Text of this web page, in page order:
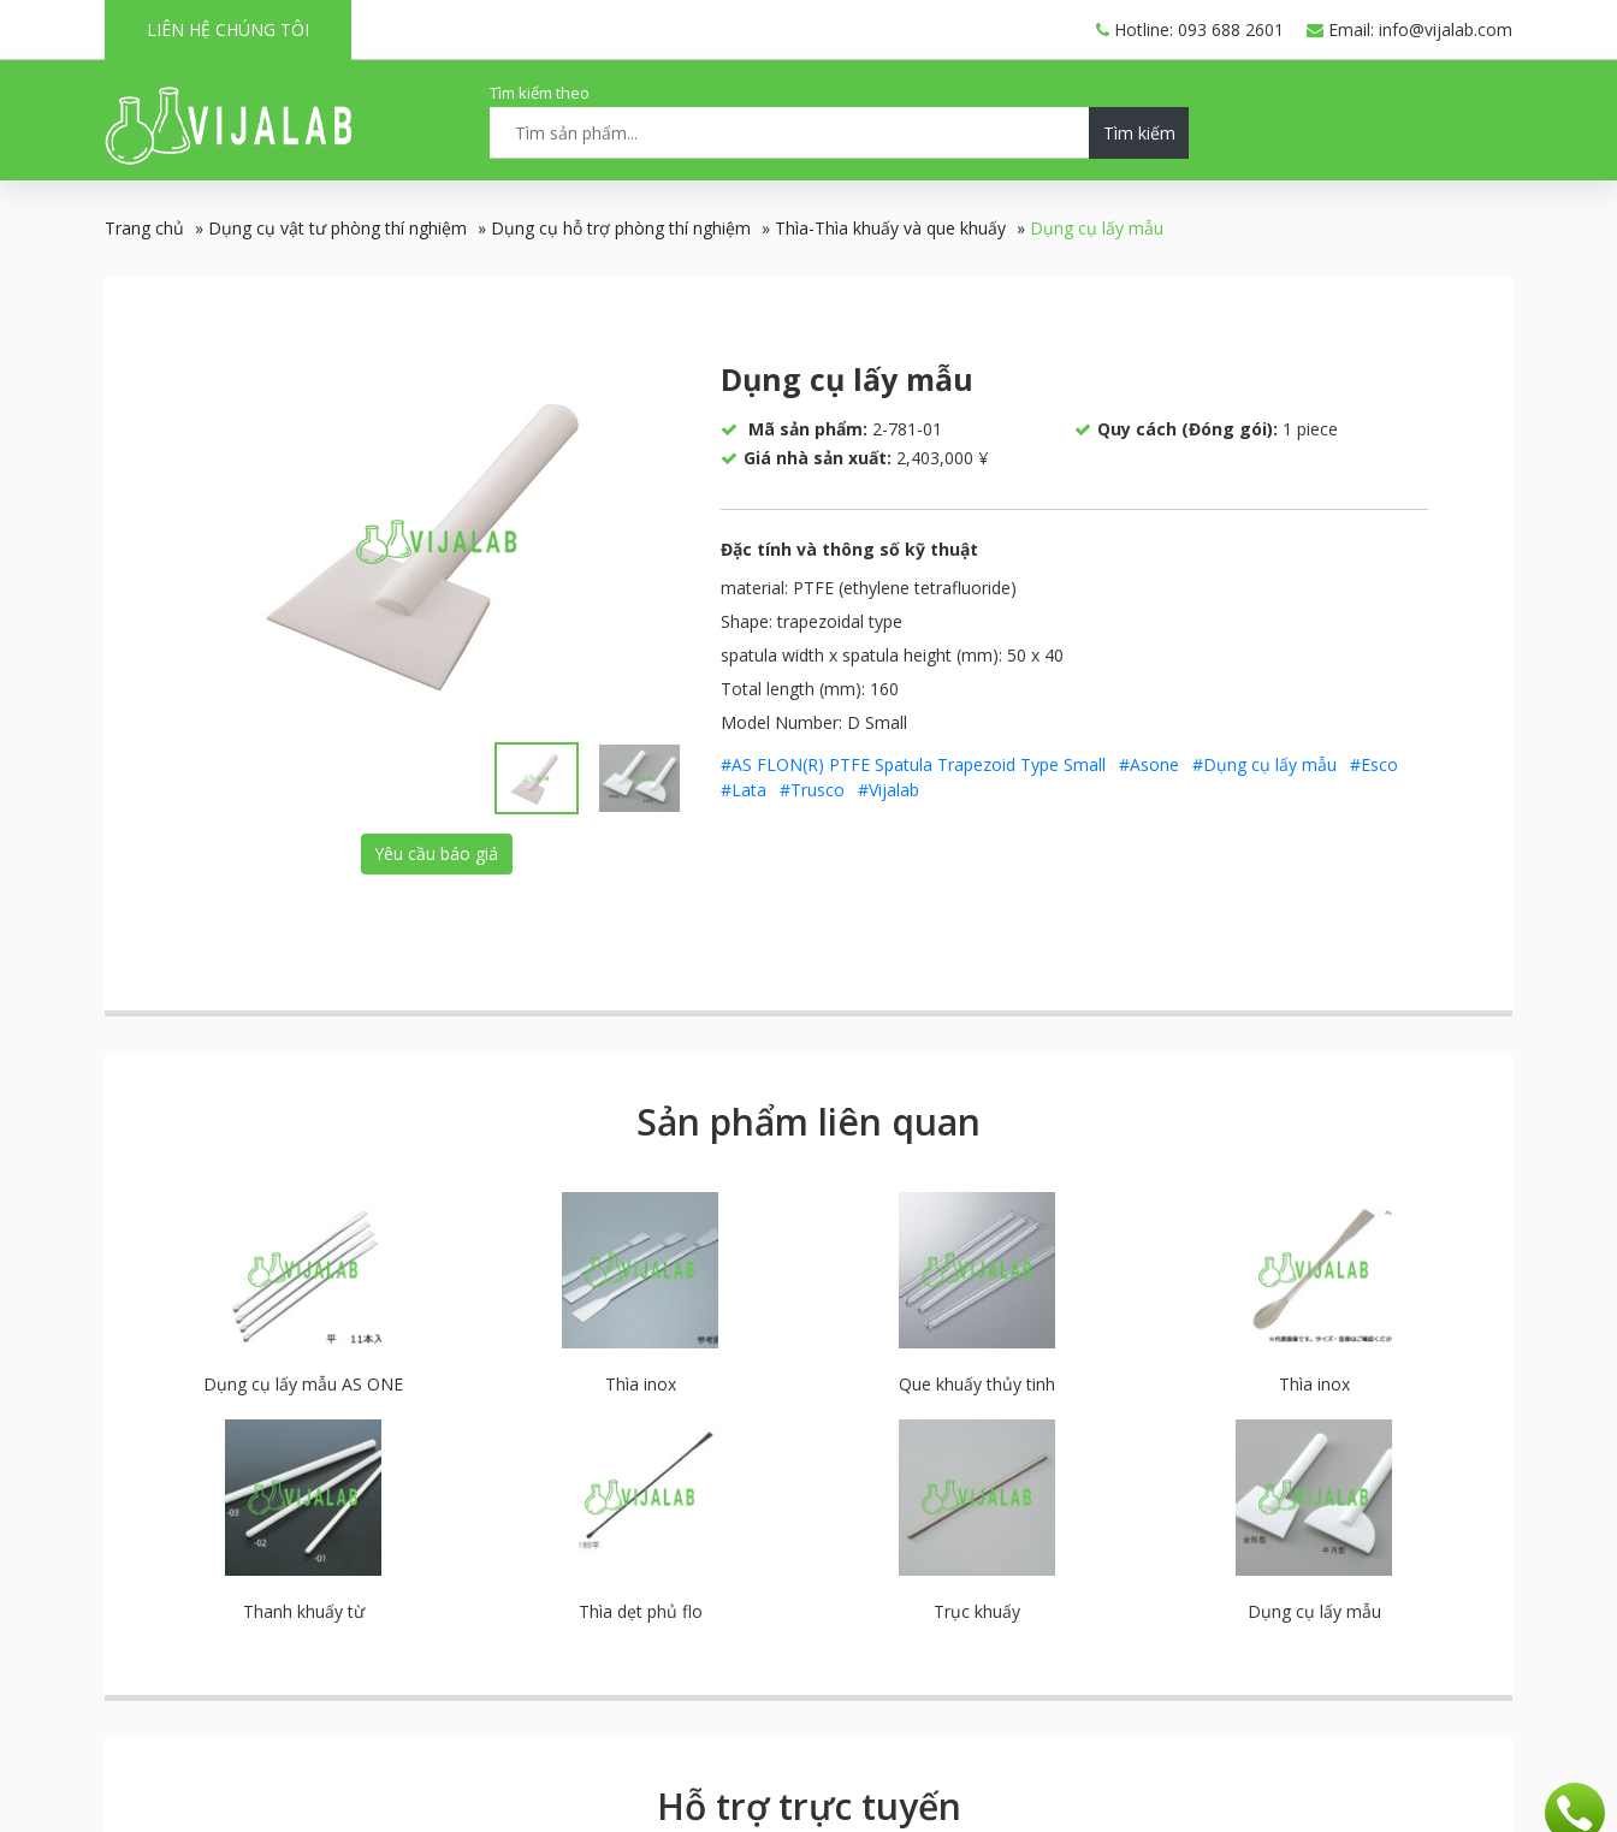
LIÊN HỆ CHÚNG TÔI Hotline: 093 688 2601 Email: info@vijalab.com
Tìm kiếm theo
Tìm kiếm
Trang chủ » Dụng cụ vật tư phòng thí nghiệm » Dụng cụ hỗ trợ phòng thí nghiệm » Thìa-Thìa khuấy và que khuấy » Dụng cụ lấy mẫu
Yêu cầu báo giá
Dụng cụ lấy mẫu
Mã sản phẩm: 2-781-01 Quy cách (Đóng gói): 1 piece
Giá nhà sản xuất: 2,403,000 ¥
Đặc tính và thông số kỹ thuật
material: PTFE (ethylene tetrafluoride)
Shape: trapezoidal type
spatula width x spatula height (mm): 50 x 40
Total length (mm): 160
Model Number: D Small
#AS FLON(R) PTFE Spatula Trapezoid Type Small
#Asone #Dụng cụ lấy mẫu
#Esco
#Lata
#Trusco #Vijalab
Sản phẩm liên quan
Dụng cụ lấy mẫu AS ONE Thìa inox Que khuấy thủy tinh Thìa inox
Thanh khuấy từ Thìa dẹt phủ flo Trục khuấy Dụng cụ lấy mẫu
Hỗ trợ trực tuyến